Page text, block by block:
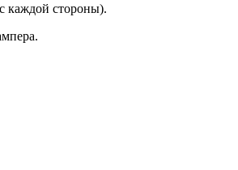
каждой стороны).